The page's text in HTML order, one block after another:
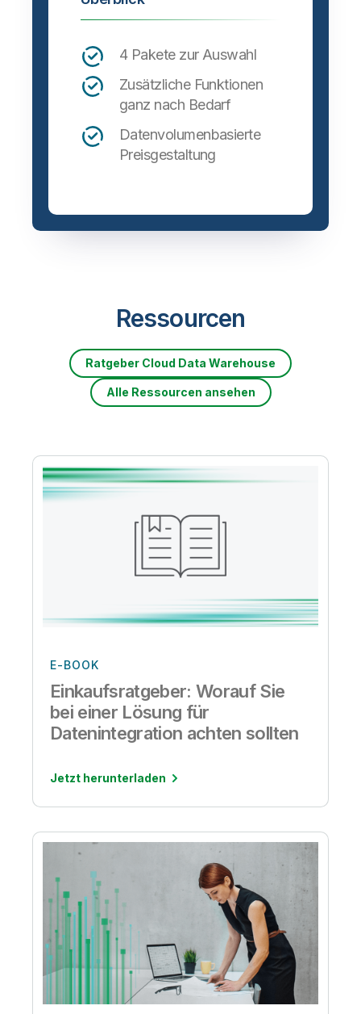
4 Pakete zur Auswahl
Zusätzliche Funktionen
ganz nach Bedarf
Datenvolumenbasierte
Preisgestaltung
Ressourcen
Ratgeber Cloud Data Warehouse
Alle Ressourcen ansehen
E-BOOK
Einkaufsratgeber: Worauf Sie
bei einer Lösung für
Datenintegration achten sollten
Jetzt herunterladen